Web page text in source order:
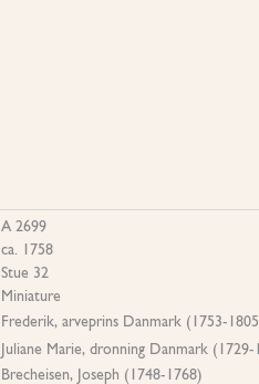
A 2699
ca. 1758
Stue 32
Miniature
Frederik, arveprins Danmark (1753-
Juliane Marie, dronning Danmark (1729-
Brecheisen, Joseph (1748-1768)